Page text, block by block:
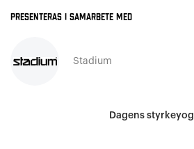
Presenteras i samarbete med
Stadium
Dagens